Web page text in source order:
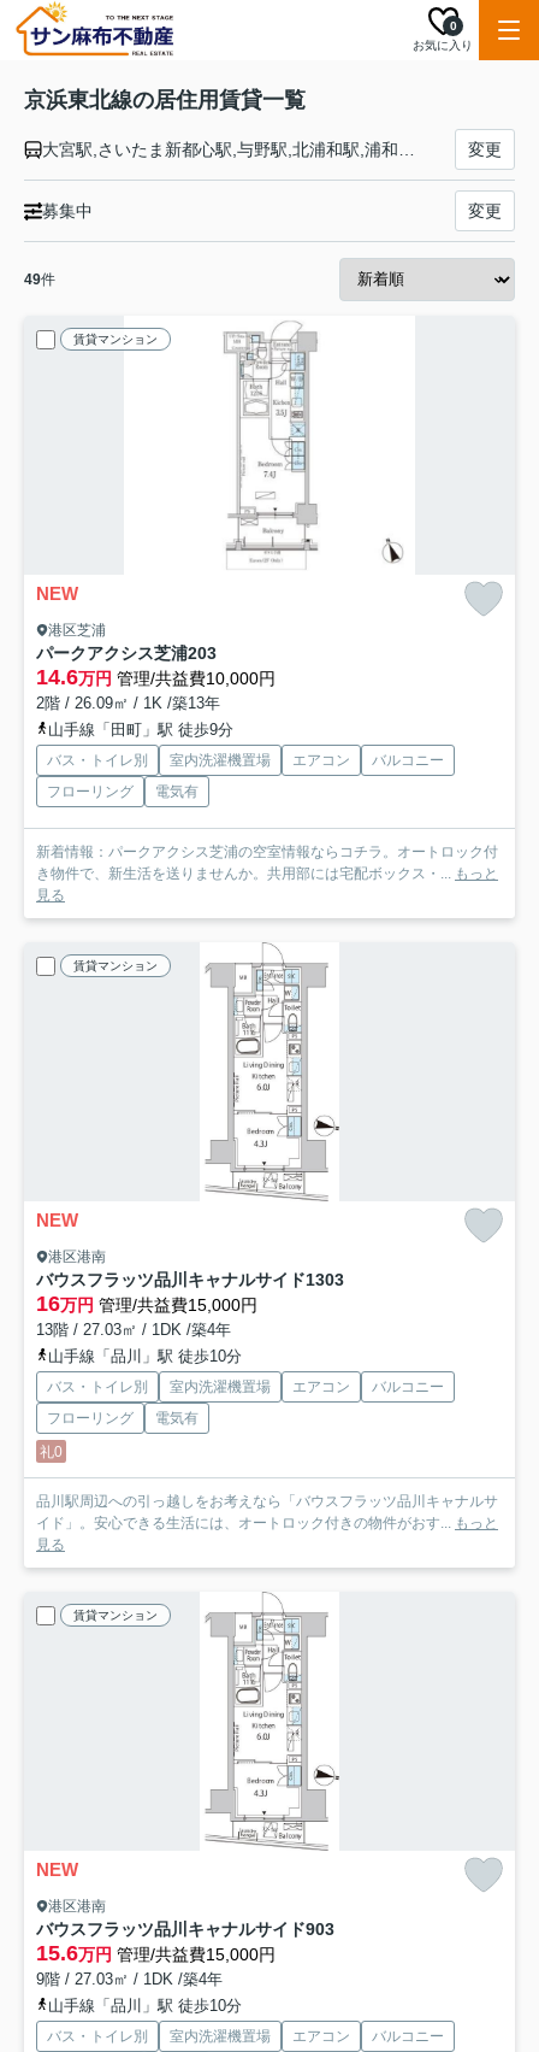
お気に入り
0
京浜東北線の居住用賃貸一覧
変更
募集中 変更
49件
賃貸マンション
NEW
港区芝浦
パークアクシス芝浦203
14.6万円 管理/共益費10,000円
2階 / 26.09㎡ / 1K /築13年
山手線「田町」駅 徒歩9分
バス・トイレ別 室内洗濯機置場 エアコン
バルコニー
フローリング
電気有
新着情報：パークアクシス芝浦の空室情報ならコチラ。オートロック付
き物件で、新生活を送りませんか。共用部には宅配ボックス・... もっと
見る
賃貸マンション
NEW
港区港南
バウスフラッツ品川キャナルサイド1303
16万円 管理/共益費15,000円
13階 / 27.03㎡ / 1DK /築4年
山手線「品川」駅 徒歩10分
バス・トイレ別 室内洗濯機置場 エアコン
バルコニー
フローリング
電気有
礼0
品川駅周辺への引っ越しをお考えなら「バウスフラッツ品川キャナルサ
イド」。安心できる生活には、オートロック付きの物件がおす... もっと
見る
賃貸マンション
NEW
港区港南
バウスフラッツ品川キャナルサイド903
15.6万円 管理/共益費15,000円
9階 / 27.03㎡ / 1DK /築4年
山手線「品川」駅 徒歩10分
バス・トイレ別 室内洗濯機置場 エアコン
バルコニー